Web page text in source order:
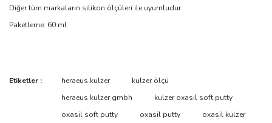
Diğer tüm markaların silikon ölçüleri ile uyumludur.
Paketleme: 60 ml
Bu ürüne ilk yorumu siz yapın!
Bu ürünün fiyat bilgisi, resim, ürün açıklamalarında ve diğer
tarafımıza iletebilirsiniz.
Görüş ve önerileriniz için teşekkür ederiz.
Etiketler : heraeus kulzer
kulzer ölçü
heraeus kulzer gmbh
kulzer oxasil soft putty
oxasil soft putty
oxasil putty
oxasil kulzer